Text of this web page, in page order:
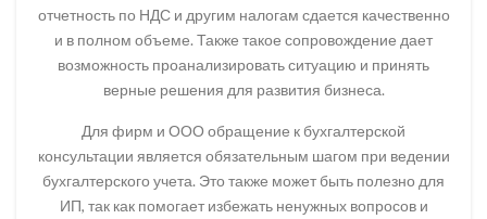
отчетность по НДС и другим налогам сдается качественно
и в полном объеме. Также такое сопровождение дает
возможность проанализировать ситуацию и принять
верные решения для развития бизнеса.
Для фирм и ООО обращение к бухгалтерской
консультации является обязательным шагом при ведении
бухгалтерского учета. Это также может быть полезно для
ИП, так как помогает избежать ненужных вопросов и